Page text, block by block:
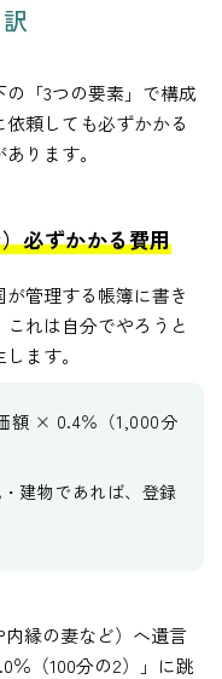
「3つの要素」で構成
頼しても必ずかかる
ります。
必ずかかる費用
管理する帳簿に書き
れは自分でやろうと
ます。
額 × 0.4％（1,000分
建物であれば、登録
縁の妻など）へ遺言
％（100分の2）」に跳